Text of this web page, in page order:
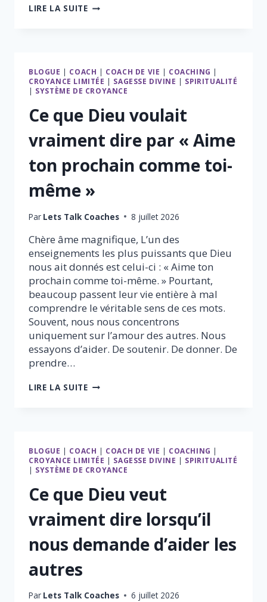
LIRE LA SUITEQU’EST-
DE
DIEU ?
BLOGUE | COACH | COACH DE VIE | COACHING |
CROYANCE LIMITÉE | SAGESSE DIVINE | SPIRITUALITÉ
| SYSTÈME DE CROYANCE
Ce que Dieu voulait
vraiment dire par « Aime
ton prochain comme toi-
même »
Par Lets Talk Coaches 8 juillet 2026
Chère âme magnifique, L’un des
enseignements les plus puissants que Dieu
nous ait donnés est celui-ci : « Aime ton
prochain comme toi-même. » Pourtant,
beaucoup passent leur vie entière à mal
comprendre le véritable sens de ces mots.
Souvent, nous nous concentrons
uniquement sur l’amour des autres. Nous
essayons d’aider. De soutenir. De donner. De
prendre…
LIRE LA SUITECE
PAR
«
AIME
TON
PROCHAIN
TOI-
»
BLOGUE | COACH | COACH DE VIE | COACHING |
CROYANCE LIMITÉE | SAGESSE DIVINE | SPIRITUALITÉ
| SYSTÈME DE CROYANCE
Ce que Dieu veut
vraiment dire lorsqu’il
nous demande d’aider les
autres
Par Lets Talk Coaches 6 juillet 2026